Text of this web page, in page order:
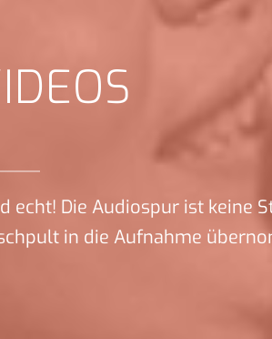
echt! Die Audiospur ist keine
in die Aufnahme